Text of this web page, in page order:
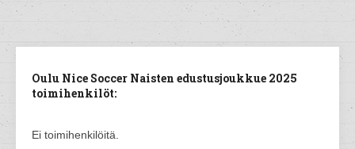
Oulu Nice Soccer Naisten edustusjoukkue 2025
toimihenkilöt:
Ei toimihenkilöitä.